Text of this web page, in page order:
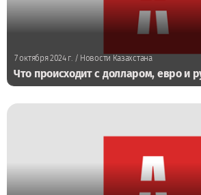
7 октября 2024 г./ Новости Казахстана
Что происходит с долларом, евро и